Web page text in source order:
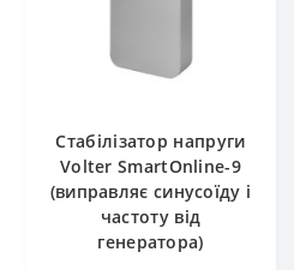
Стабілізатор напруги
Volter SmartOnline-9
(виправляє синусоїду і
частоту від
генератора)